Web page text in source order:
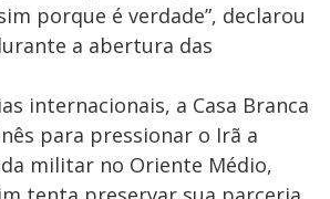
porque é verdade”, declarou
a abertura das
internacionais, a Casa Branca
para pressionar o Irã a
militar no Oriente Médio,